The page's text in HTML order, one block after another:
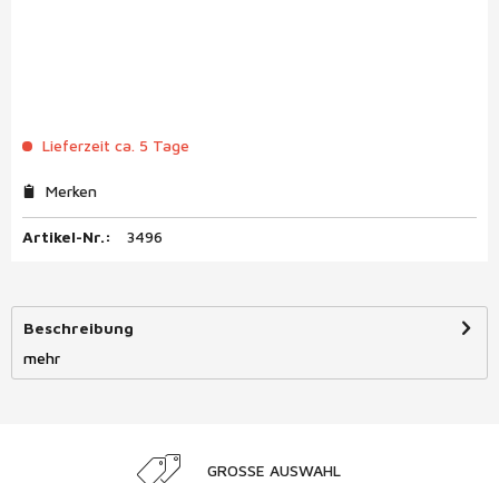
Lieferzeit ca. 5 Tage
Merken
Artikel-Nr.: 3496
Beschreibung
mehr
GROSSE AUSWAHL